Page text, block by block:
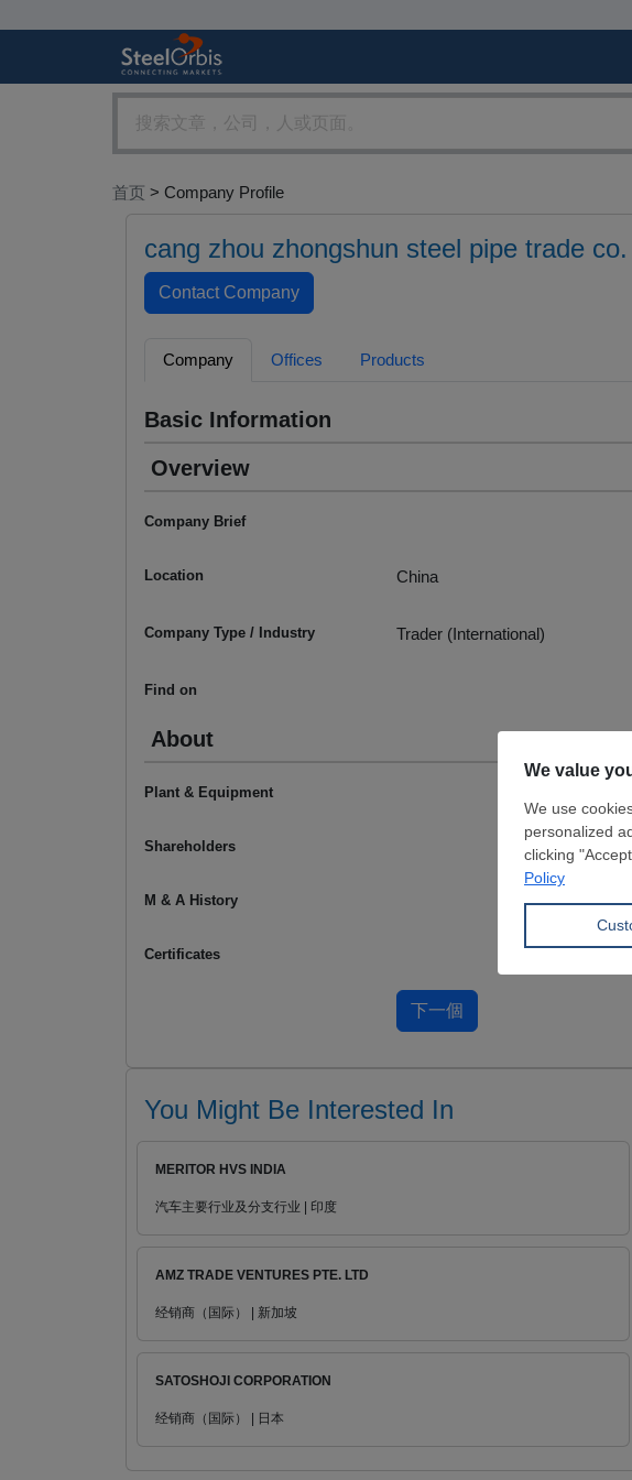
首页 > Company Profile
cang zhou zhongshun steel pipe trade
Company Offices Products
Basic Information
Overview
Company Brief
Location China
Company Type / Industry Trader (International)
Find on
About
Plant & Equipment
Shareholders
M & A History
Certificates
You Might Be Interested In
MERITOR HVS INDIA
汽车主要行业及分支行业 | 印度
AMZ TRADE VENTURES PTE. LTD
经销商（国际） | 新加坡
SATOSHOJI CORPORATION
经销商（国际） | 日本